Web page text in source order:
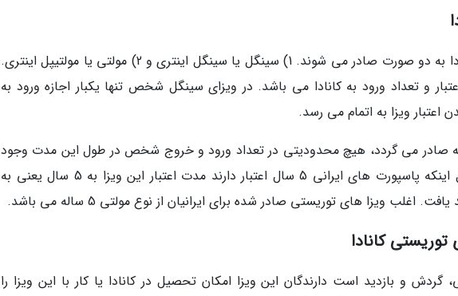
به طور کلی ویزا های توریستی کانادا به دو صورت صادر می شوند. 1) سینگل یا سینگل اینتری و 2) مولتی یا مولتیپل اینتری.
و تعداد ورود به کانادا می باشد. در ویزای سینگل شخص تنها یکبار اجازه ورود به
اعتبار ویزا به اتمام می رسد.
مولتی که به صورت 10 ساله صادر می گردد، هیچ محدودیتی در تعداد ورود و خروج شخص در طول این مدت وجود
ندارد. البته گفتنی است که به دلیل اینکه پاسپورت های ایرانی 5 سال اعتبار دارند مدت اعتبار این ویزا به 5 سال یعنی به
اغلب ویزا های توریستی صادر شده برای ایرانیان از نوع مولتی 5 ساله می باشد.
کانادا
گردش و بازدید است دارندگان این ویزا امکان تحصیل در کانادا یا کار با این ویزا را